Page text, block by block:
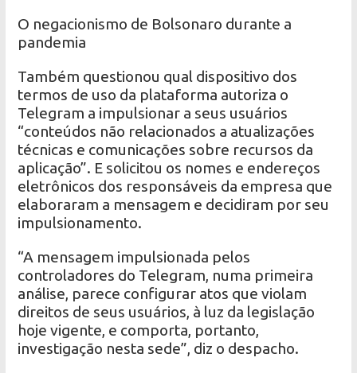
O negacionismo de Bolsonaro durante a
pandemia
Também questionou qual dispositivo dos
termos de uso da plataforma autoriza o
Telegram a impulsionar a seus usuários
“conteúdos não relacionados a atualizações
técnicas e comunicações sobre recursos da
aplicação”. E solicitou os nomes e endereços
eletrônicos dos responsáveis da empresa que
elaboraram a mensagem e decidiram por seu
impulsionamento.
“A mensagem impulsionada pelos
controladores do Telegram, numa primeira
análise, parece configurar atos que violam
direitos de seus usuários, à luz da legislação
hoje vigente, e comporta, portanto,
investigação nesta sede”, diz o despacho.